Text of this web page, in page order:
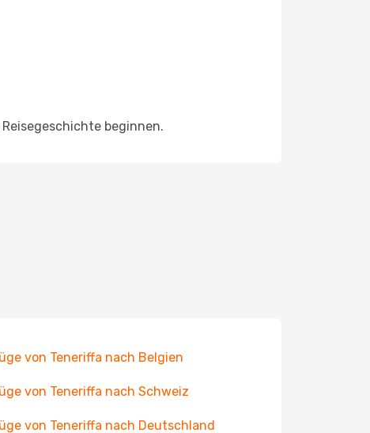
beginnen.
von Teneriffa nach Belgien
von Teneriffa nach Schweiz
von Teneriffa nach Deutschland